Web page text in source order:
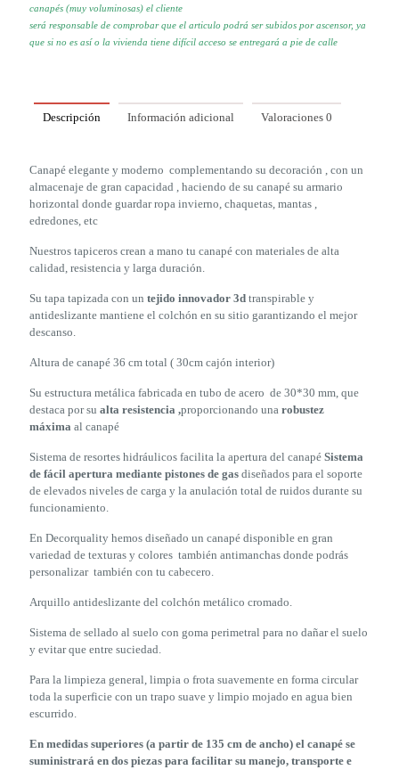
canapés (muy voluminosas) el cliente
será responsable de comprobar que el articulo podrá ser subidos porascensor, ya
que si no es así o la vivienda tiene difícil acceso se entregará a pie de calle
Descripción Información adicional Valoraciones 0
Canapé elegante y moderno complementando su decoración , con un
almacenaje de gran capacidad , haciendo de su canapé su armario
horizontal donde guardar ropa invierno, chaquetas, mantas ,
edredones, etc
Nuestros tapiceros crean a mano tu canapé con materiales de alta
calidad, resistencia y larga duración.
Su tapa tapizada con un tejido innovador 3d transpirable y
antideslizante mantiene el colchón en su sitio garantizando el mejor
descanso.
Altura de canapé 36 cm total ( 30cm cajón interior)
Su estructura metálica fabricada en tubo de acero de 30*30 mm, que
destaca por su alta resistencia ,proporcionando una robustez
máxima al canapé
Sistema de resortes hidráulicos facilita la apertura del canapé Sistema
de fácil apertura mediante pistones de gas diseñados para el soporte
de elevados niveles de carga y la anulación total de ruidos durante su
funcionamiento.
En Decorquality hemos diseñado un canapé disponible en gran
variedad de texturas y colores también antimanchas donde podrás
personalizar también con tu cabecero.
Arquillo antideslizante del colchón metálico cromado.
Sistema de sellado al suelo con goma perimetral para no dañar el suelo
y evitar que entre suciedad.
Para la limpieza general, limpia o frota suavemente en forma circular
toda la superficie con un trapo suave y limpio mojado en agua bien
escurrido.
En medidas superiores (a partir de 135 cm de ancho) el canapé se
suministrará en dos piezas para facilitar su manejo, transporte e